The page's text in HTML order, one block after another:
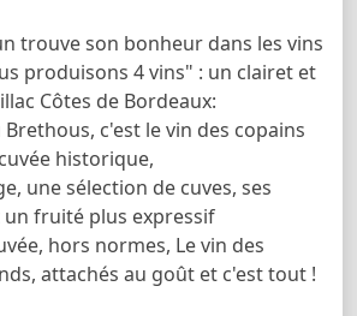
trouve son bonheur dans les vins
produisons 4 vins" : un clairet et
Côtes de Bordeaux:
Brethous, c'est le vin des copains
historique,
une sélection de cuves, ses
fruité plus expressif
hors normes, Le vin des
attachés au goût et c'est tout !